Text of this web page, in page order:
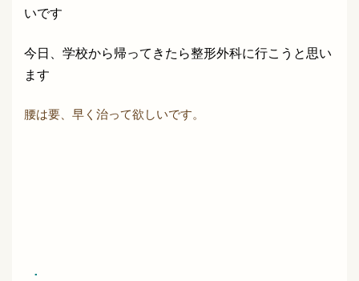
いです
今日、学校から帰ってきたら整形外科に行こうと思い
ます
腰は要、早く治って欲しいです。
.